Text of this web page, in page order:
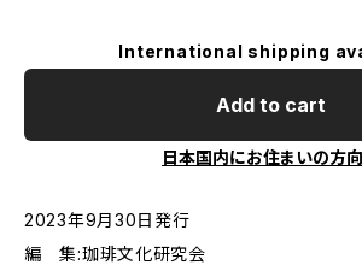
International shipping
Add to cart
日本国内にお住まいの方
2023年9月30日発行
編 集:珈琲文化研究会